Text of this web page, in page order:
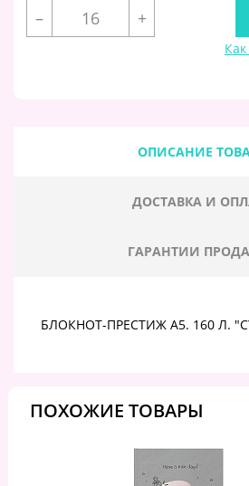
–
+
ОПИСАНИЕ
ДОСТАВКА И
ГАРАНТИИ
БЛОКНОТ-ПРЕСТИЖ А5. 160 Л.
ПОХОЖИЕ ТОВАРЫ